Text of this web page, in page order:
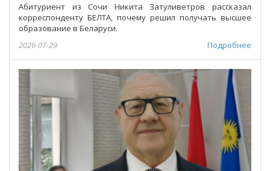
Абитуриент из Сочи Никита Затуливетров рассказал
корреспонденту БЕЛТА, почему решил получать высшее
образование в Беларуси.
Подробнее
2026-07-29